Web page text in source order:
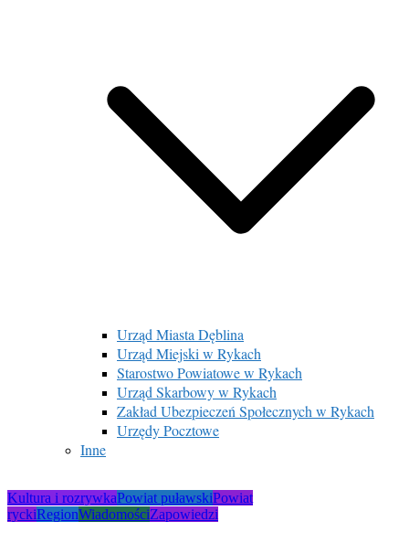
Urząd Miasta Dęblina
Urząd Miejski w Rykach
Starostwo Powiatowe w Rykach
Urząd Skarbowy w Rykach
Zakład Ubezpieczeń Społecznych w Rykach
Urzędy Pocztowe
Inne
Kultura i rozrywkaPowiat puławskiPowiat
ryckiRegionWiadomościZapowiedzi